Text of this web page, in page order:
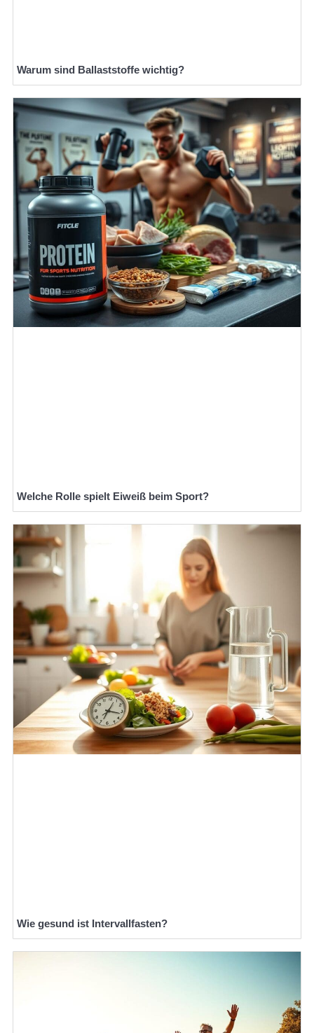
Warum sind Ballaststoffe wichtig?
Welche Rolle spielt Eiweiß beim Sport?
Wie gesund ist Intervallfasten?